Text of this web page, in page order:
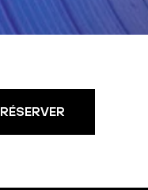
RÉSERVER